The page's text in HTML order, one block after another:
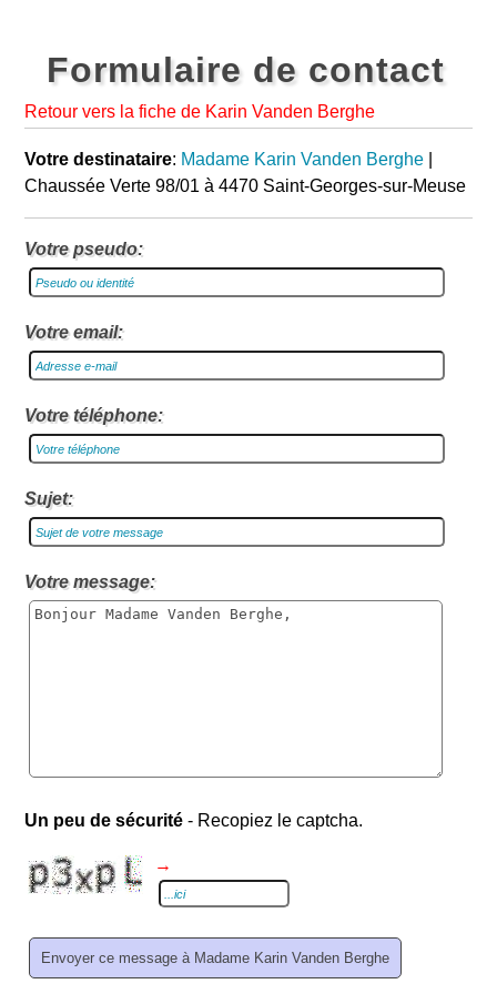
Formulaire de contact
Retour vers la fiche de Karin Vanden Berghe
Votre destinataire: Madame Karin Vanden Berghe
Chaussée Verte 98/01 à 4470 Saint-Georges-sur-Meuse
Votre pseudo:
Votre email:
Votre téléphone:
Sujet:
Votre message:
Un peu de sécurité - Recopiez le captcha.
→